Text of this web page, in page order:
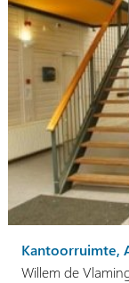
Kantoorruimte,
Willem de